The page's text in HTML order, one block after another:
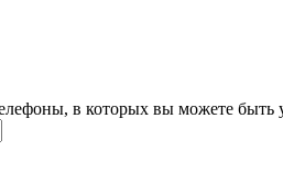
в которых вы можете быть